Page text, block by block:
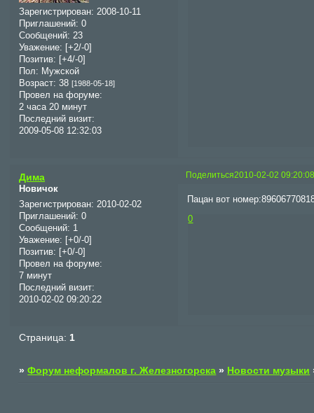
Зарегистрирован: 2008-10-11
Приглашений: 0
Сообщений: 23
Уважение:
[+2/-0]
Позитив:
[+4/-0]
Пол: Мужской
Возраст: 38[1988-05-18]
Провел на форуме:
2 часа 20 минут
Последний визит:
2009-05-08 12:32:03
Поделиться2010-02-02 09:20:08
Дима
Новичок
Зарегистрирован: 2010-02-02
Приглашений: 0
Сообщений: 1
Уважение: [+0/-0]
Позитив: [+0/-0]
Провел на форуме:
7 минут
Последний визит:
2010-02-02 09:20:22
Пацан вот
0
Страница: 1
»Форум неформалов г. Железногорска » Новости музыки